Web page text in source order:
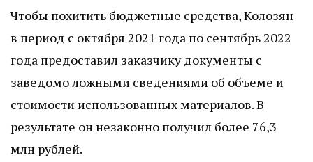
Чтобы похитить бюджетные средства, Колозян
в период с октября 2021 года по сентябрь 2022
года предоставил заказчику документы с
заведомо ложными сведениями об объеме и
стоимости использованных материалов. В
результате он незаконно получил более 76,3
млн рублей.